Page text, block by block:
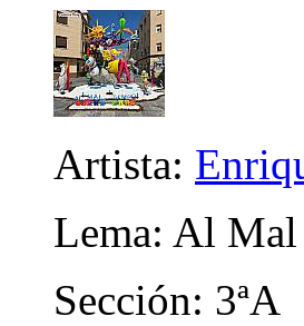
Artista:
Lema: Al Mal
Sección: 3ªA